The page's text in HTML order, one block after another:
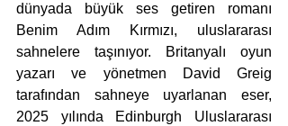
dünyada büyük ses getiren romanı
Benim Adım Kırmızı, uluslararası
sahnelere taşınıyor. Britanyalı oyun
yazarı ve yönetmen David Greig
tarafından sahneye uyarlanan eser,
2025 yılında Edinburgh Uluslararası